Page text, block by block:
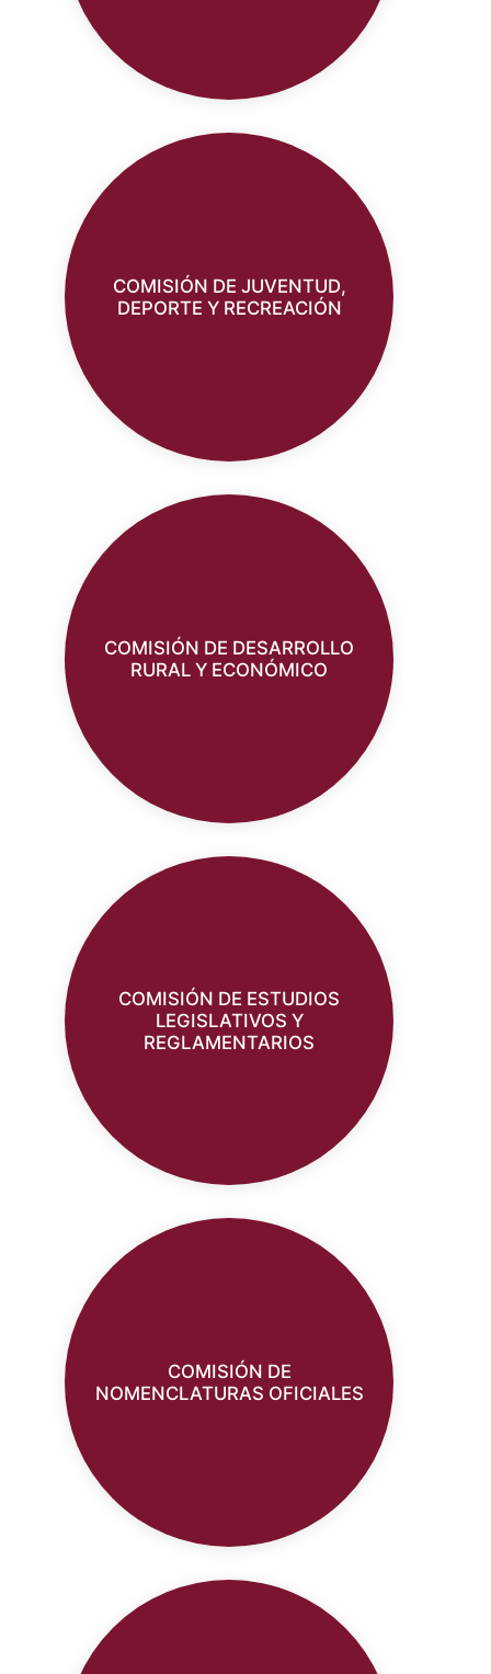
COMISIÓN DE JUVENTUD,
DEPORTE Y RECREACIÓN
COMISIÓN DE DESARROLLO
RURAL Y ECONÓMICO
COMISIÓN DE ESTUDIOS
LEGISLATIVOS Y
REGLAMENTARIOS
COMISIÓN DE
NOMENCLATURAS OFICIALES